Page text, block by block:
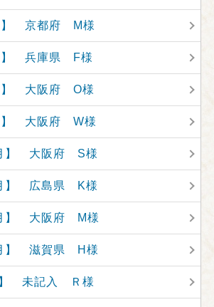
】 京都府 M様
】 兵庫県 F様
】 大阪府 O様
】 大阪府 W様
】 大阪府 S様
】 広島県 K様
】 大阪府 M様
】 滋賀県 H様
】 未記入 Ｒ様